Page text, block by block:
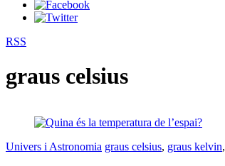
RSS
graus celsius
Univers i Astronomia graus celsius, graus kelvin,